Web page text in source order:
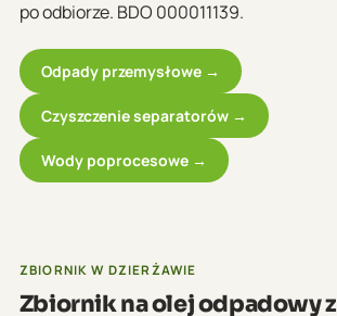
po odbiorze. BDO 000011139.
Odpady przemysłowe →
Czyszczenie separatorów →
Wody poprocesowe →
ZBIORNIK W DZIERŻAWIE
Zbiornik na olej odpadowy z